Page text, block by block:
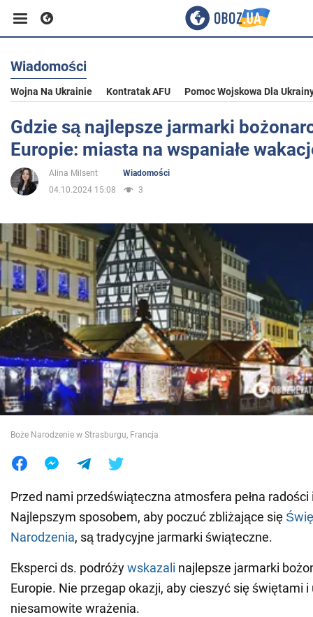
Biznes
Sport
Rozrywka
Polityka
Społeczeństwo
Wojna na Ukrainie
Świat
Jedzenie
Wiadomości
Wojna Na Ukrainie Kontratak AFU Pomoc Wojskowa Dla
Gdzie są najlepsze jarmarki
Europie: miasta na wspaniałe
Alina Milsent
Wiadomości
04.10.2024 15:08
3
Boże Narodzenie w Strasburgu, Francja
Przed nami przedświąteczna atmosfera pełna
Najlepszym sposobem, aby poczuć zbliżające się
Narodzenia, są tradycyjne jarmarki świąteczne.
Eksperci ds. podróżywskazali najlepsze jarmarki
Europie. Nie przegap okazji, aby cieszyć się świętami i
niesamowite wrażenia.